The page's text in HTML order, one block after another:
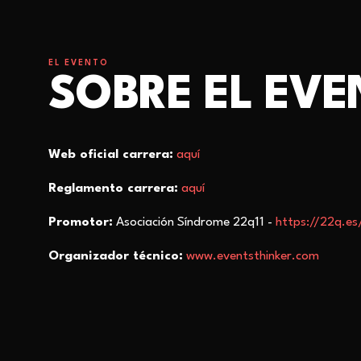
EL EVENTO
SOBRE EL
Web oficial carrera: aquí
Reglamento carrera: aquí
Promotor: Asociación Síndrome 22q11 - https://
Organizador técnico: www.eventsthinker.com